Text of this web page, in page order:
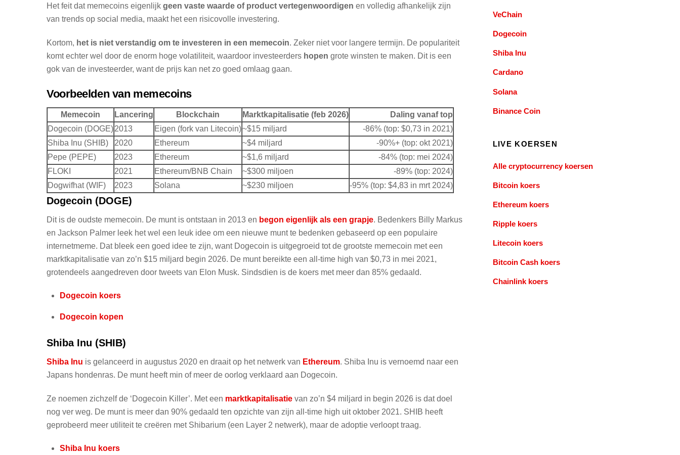
Het feit dat memecoins eigenlijk geen vaste waarde of product vertegenwoordigen en volledig afhankelijk zijn
van trends op social media, maakt het een risicovolle investering.
Kortom, het is niet verstandig om te investeren in een memecoin. Zeker niet voor langere termijn. De populariteit
komt echter wel door de enorm hoge volatiliteit, waardoor investeerders hopen grote winsten te maken. Dit is een
gok van de investeerder, want de prijs kan net zo goed omlaag gaan.
Voorbeelden van memecoins
Memecoin Lancering Blockchain Marktkapitalisatie (feb 2026)
Daling vanaf top
Dogecoin (DOGE)2013 Eigen (fork van Litecoin)~$15 miljard
-86% (top: $0,73 in 2021)
Shiba Inu (SHIB)
2020 Ethereum ~$4 miljard
-90%+ (top: okt 2021)
Pepe (PEPE)
2023 Ethereum ~$1,6 miljard
-84% (top: mei 2024)
FLOKI
2021 Ethereum/BNB Chain ~$300 miljoen
-89% (top: 2024)
Dogwifhat (WIF)
2023 Solana ~$230 miljoen -95% (top: $4,83 in mrt 2024)
Dogecoin (DOGE)
Dit is de oudste memecoin. De munt is ontstaan in 2013 en begon eigenlijk als een grapje. Bedenkers Billy Markus
en Jackson Palmer leek het wel een leuk idee om een nieuwe munt te bedenken gebaseerd op een populaire
internetmeme. Dat bleek een goed idee te zijn, want Dogecoin is uitgegroeid tot de grootste memecoin met een
marktkapitalisatie van zo’n $15 miljard begin 2026. De munt bereikte een all-time high van $0,73 in mei 2021,
grotendeels aangedreven door tweets van Elon Musk. Sindsdien is de koers met meer dan 85% gedaald.
Dogecoin koers
Dogecoin kopen
Shiba Inu (SHIB)
Shiba Inu is gelanceerd in augustus 2020 en draait op het netwerk van Ethereum. Shiba Inu is vernoemd naar een
Japans hondenras. De munt heeft min of meer de oorlog verklaard aan Dogecoin.
Ze noemen zichzelf de ‘Dogecoin Killer’. Met een marktkapitalisatie van zo’n $4 miljard in begin 2026 is dat doel
nog ver weg. De munt is meer dan 90% gedaald ten opzichte van zijn all-time high uit oktober 2021. SHIB heeft
geprobeerd meer utiliteit te creëren met Shibarium (een Layer 2 netwerk), maar de adoptie verloopt traag.
Shiba Inu koers
VeChain
Dogecoin
Shiba Inu
Cardano
Solana
Binance Coin
LIVE KOERSEN
Alle cryptocurrency koersen
Bitcoin koers
Ethereum koers
Ripple koers
Litecoin koers
Bitcoin Cash koers
Chainlink koers